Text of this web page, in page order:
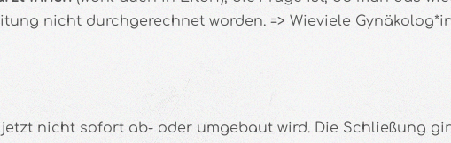
nicht durchgerechnet worden. => Wieviele
nicht sofort ab- oder umgebaut wird. Die Schließung